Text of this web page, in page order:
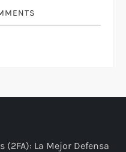
(2FA): La Mejor Defensa